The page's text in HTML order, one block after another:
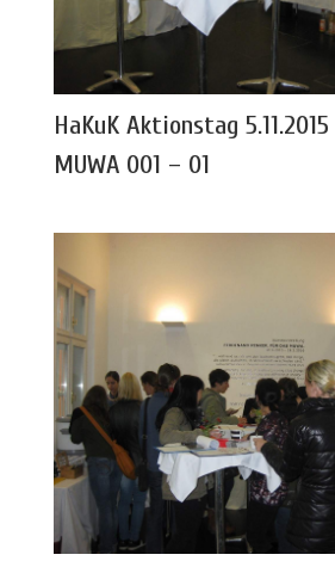
HaKuK Aktionstag
MUWA 001 – 01